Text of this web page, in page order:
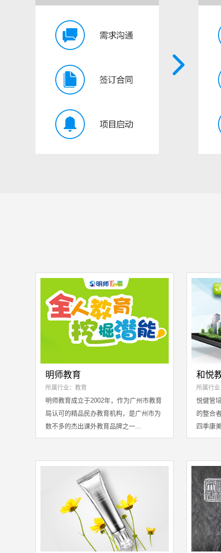
明师教育
所属行业：教育
明师教育成立于2002年，作为广州市教育
局认可的精品民办教育机构，是广州市为
数不多的杰出课外教育品牌之一...
和悦
所属行
悦健管
的整合
四季康